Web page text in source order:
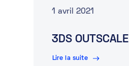
1 avril 2021
3DS OUTSCALE
Lire la suite